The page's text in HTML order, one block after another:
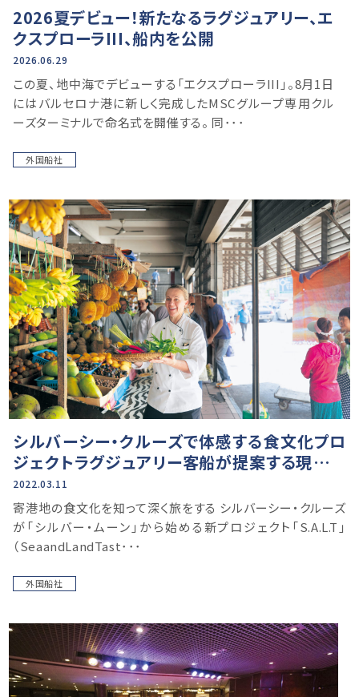
2026夏デビュー！新たなるラグジュアリー、エ
クスプローラIII、船内を公開
2026.06.29
この夏、地中海でデビューする「エクスプローラIII」。8月1日
にはバルセロナ港に新しく完成したMSCグループ専用クル
ーズターミナルで命名式を開催する。 同･･･
外国船社
シルバーシー・クルーズで体感する食文化プロ
ジェクトラグジュアリー客船が提案する現地の
食体験
2022.03.11
寄港地の食文化を知って深く旅をする シルバーシー・クルーズ
が「シルバー・ムーン」から始める新プロジェクト「S.A.L.T」
（SeaandLandTast･･･
外国船社